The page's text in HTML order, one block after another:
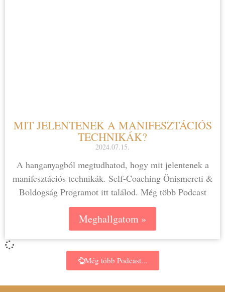
MIT JELENTENEK A MANIFESZTÁCIÓS
TECHNIKÁK?
2024.07.15.
A hanganyagból megtudhatod, hogy mit jelentenek a
manifesztációs technikák. ⁠Self-Coaching Önismereti &
Boldogság Programot itt találod. Még több Podcast
Meghallgatom »
Még több Podcast...